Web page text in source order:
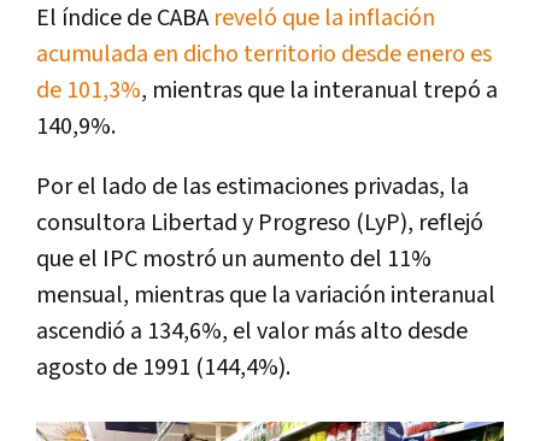
El índice de CABAreveló que la inflación
acumulada en dicho territorio desde enero es
de 101,3%, mientras que la interanual trepó a
140,9%.
Por el lado de las estimaciones privadas, la
consultora Libertad y Progreso (LyP), reflejó
que el IPC mostró un aumento del 11%
mensual, mientras que la variación interanual
ascendió a 134,6%, el valor más alto desde
agosto de 1991 (144,4%).